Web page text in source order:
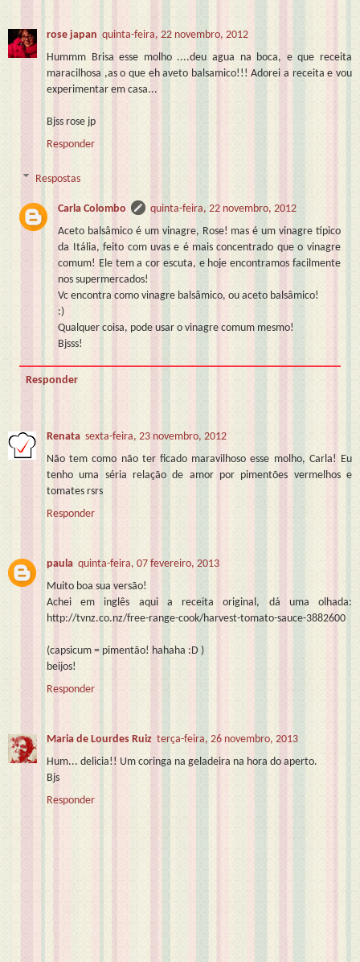
rose japan quinta-feira, 22 novembro, 2012
Hummm Brisa esse molho ....deu agua na boca, e que receita
maracilhosa ,as o que eh aveto balsamico!!! Adorei a receita e vou
experimentar em casa...
Bjss rose jp
Responder
Respostas
Carla Colombo
quinta-feira, 22 novembro, 2012
Aceto balsâmico é um vinagre, Rose! mas é um vinagre típico
da Itália, feito com uvas e é mais concentrado que o vinagre
comum! Ele tem a cor escuta, e hoje encontramos facilmente
nos supermercados!
Vc encontra como vinagre balsâmico, ou aceto balsâmico!
:)
Qualquer coisa, pode usar o vinagre comum mesmo!
Bjsss!
Responder
Renata sexta-feira, 23 novembro, 2012
Não tem como não ter ficado maravilhoso esse molho, Carla! Eu
tenho uma séria relação de amor por pimentões vermelhos e
tomates rsrs
Responder
paula quinta-feira, 07 fevereiro, 2013
Muito boa sua versão!
Achei em inglês aqui a receita original, dá uma olhada:
http://tvnz.co.nz/free-range-cook/harvest-tomato-sauce-3882600
(capsicum = pimentão! hahaha :D )
beijos!
Responder
Maria de Lourdes Ruiz terça-feira, 26 novembro, 2013
Hum... delicia!! Um coringa na geladeira na hora do aperto.
Bjs
Responder